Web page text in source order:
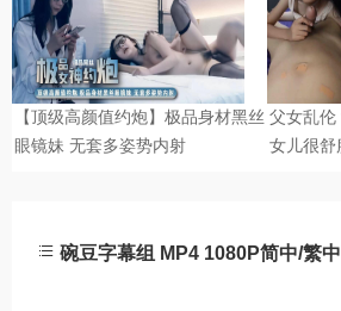
碗豆字幕组 MP4 1080P简中/繁中